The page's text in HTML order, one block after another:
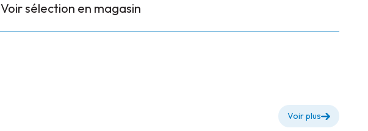
Voir sélection en magasin
Voir plus